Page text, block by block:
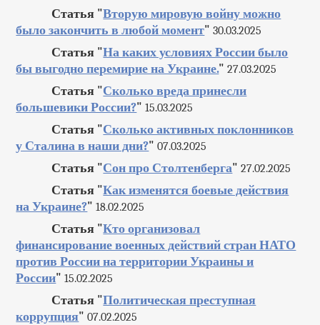
Статья "Вторую мировую войну можно
было закончить в любой момент" 30.03.2025
Статья "На каких условиях России было
бы выгодно перемирие на Украине." 27.03.2025
Статья "Сколько вреда принесли
большевики России?" 15.03.2025
Статья "Сколько активных поклонников
у Сталина в наши дни?" 07.03.2025
Статья "Сон про Столтенберга" 27.02.2025
Статья "Как изменятся боевые действия
на Украине?" 18.02.2025
Статья "Кто организовал
финансирование военных действий стран НАТО
против России на территории Украины и
России" 15.02.2025
Статья "Политическая преступная
коррупция" 07.02.2025